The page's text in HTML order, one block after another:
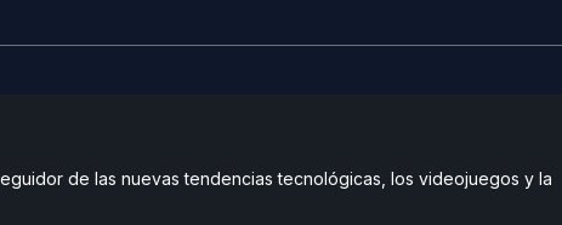
de las nuevas tendencias tecnológicas, los videojuegos y la